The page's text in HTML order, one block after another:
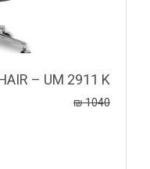
– UM 2911 K
1040
₪